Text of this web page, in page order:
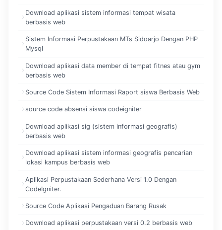
Download aplikasi sistem informasi tempat wisata
berbasis web
Sistem Informasi Perpustakaan MTs Sidoarjo Dengan PHP
Mysql
Download aplikasi data member di tempat fitnes atau gym
berbasis web
Source Code Sistem Informasi Raport siswa Berbasis Web
source code absensi siswa codeigniter
Download aplikasi sig (sistem informasi geografis)
berbasis web
Download aplikasi sistem informasi geografis pencarian
lokasi kampus berbasis web
Aplikasi Perpustakaan Sederhana Versi 1.0 Dengan
CodeIgniter.
Source Code Aplikasi Pengaduan Barang Rusak
Download aplikasi perpustakaan versi 0.2 berbasis web